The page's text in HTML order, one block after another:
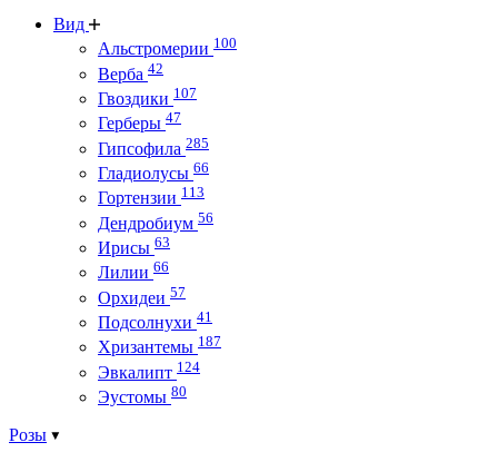
Вид
Альстромерии 100
Верба 42
Гвоздики 107
Герберы 47
Гипсофила 285
Гладиолусы 66
Гортензии 113
Дендробиум 56
Ирисы 63
Лилии 66
Орхидеи 57
Подсолнухи 41
Хризантемы 187
Эвкалипт 124
Эустомы 80
Розы